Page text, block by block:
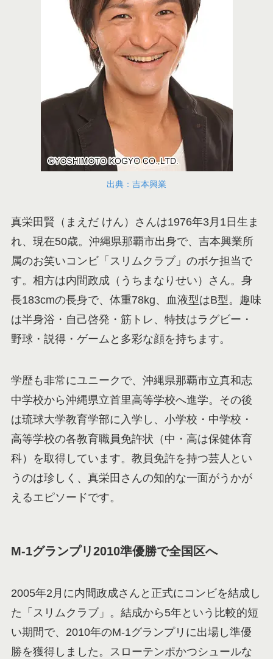
出典：吉本興業
真栄田賢（まえだ けん）さんは1976年3月1日生ま
れ、現在50歳。沖縄県那覇市出身で、吉本興業所
属のお笑いコンビ「スリムクラブ」のボケ担当で
す。相方は内間政成（うちまなりせい）さん。身
長183cmの長身で、体重78kg、血液型はB型。趣味
は半身浴・自己啓発・筋トレ、特技はラグビー・
野球・説得・ゲームと多彩な顔を持ちます。
学歴も非常にユニークで、沖縄県那覇市立真和志
中学校から沖縄県立首里高等学校へ進学。その後
は琉球大学教育学部に入学し、小学校・中学校・
高等学校の各教育職員免許状（中・高は保健体育
科）を取得しています。教員免許を持つ芸人とい
うのは珍しく、真栄田さんの知的な一面がうかが
えるエピソードです。
M-1グランプリ2010準優勝で全国区へ
2005年2月に内間政成さんと正式にコンビを結成し
た「スリムクラブ」。結成から5年という比較的短
い期間で、2010年のM-1グランプリに出場し準優
勝を獲得しました。スローテンポかつシュールな